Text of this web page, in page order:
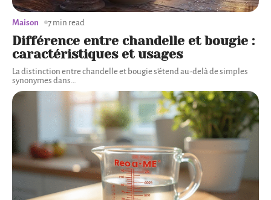
Différence entre chandelle et bougie :
caractéristiques et usages
La distinction entre chandelle et bougie s'étend au-delà de simples
synonymes dans
Maison 7 min read